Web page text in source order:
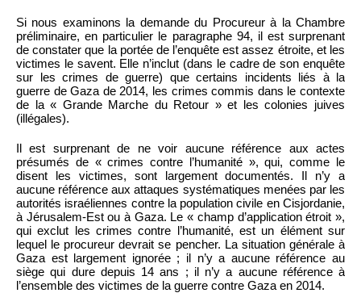
Si nous examinons la demande du Procureur à la Chambre
préliminaire, en particulier le paragraphe 94, il est surprenant
de constater que la portée de l’enquête est assez étroite, et les
victimes le savent. Elle n’inclut (dans le cadre de son enquête
sur les crimes de guerre) que certains incidents liés à la
guerre de Gaza de 2014, les crimes commis dans le contexte
de la « Grande Marche du Retour » et les colonies juives
(illégales).
Il est surprenant de ne voir aucune référence aux actes
présumés de « crimes contre l’humanité », qui, comme le
disent les victimes, sont largement documentés. Il n’y a
aucune référence aux attaques systématiques menées par les
autorités israéliennes contre la population civile en Cisjordanie,
à Jérusalem-Est ou à Gaza. Le « champ d’application étroit »,
qui exclut les crimes contre l’humanité, est un élément sur
lequel le procureur devrait se pencher. La situation générale à
Gaza est largement ignorée ; il n’y a aucune référence au
siège qui dure depuis 14 ans ; il n’y a aucune référence à
l’ensemble des victimes de la guerre contre Gaza en 2014.